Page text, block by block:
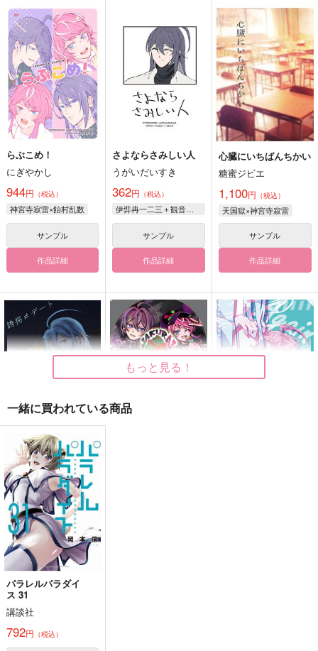
らぶこめ！
にぎやかし
944円 （税込）
神宮寺寂雷×飴村乱数
サンプル
作品詳細
さよならさみしい人
うがいだいすき
362円 （税込）
伊弉冉一二三＋観音坂独歩×神宮寺寂雷
サンプル
作品詳細
心臓にいちばんちかい
糖蜜ジビエ
1,100円 （税込）
天国獄×神宮寺寂雷
サンプル
作品詳細
誘拐≠デート
UNDER TAKER
189円（税込）
天国獄×神宮寺寂雷
サンプル
作品詳細
もっと見る！
一緒に買われている商品
パラレルパラダイ
ス 31
講談社
792円 （税込）